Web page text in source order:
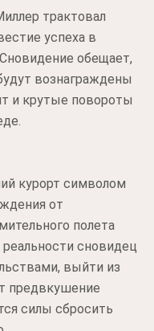
трактовал
успеха в
обещает,
вознаграждены
и крутые повороты
курорт символом
от
полета
реальности сновидец
выйти из
предвкушение
силы сбросить